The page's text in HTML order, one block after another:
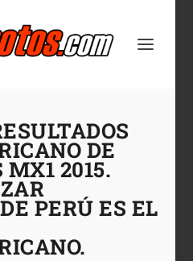
DE
MX1 2015.
PERÚ ES EL